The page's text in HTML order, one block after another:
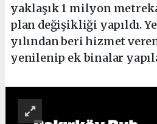
yaklaşık 1 milyon
plan değişikliği yapıldı.
yılından beri hizmet
yenilenip ek binalar